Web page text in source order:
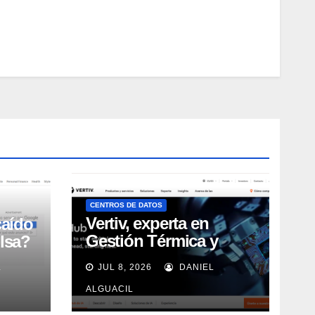
CENTROS DE DATOS
Vertiv, experta en
Gestión Térmica y
energía de Centros de
Datos, sigue su
crecimiento imparable
JUL 8, 2026 DANIEL
ALGUACIL